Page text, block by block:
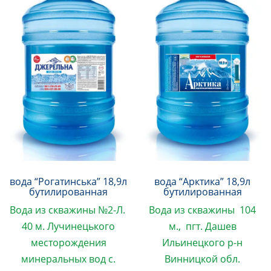
вода “Рогатинська” 18,9л
бутилированная
Вода из скважины №2-Л.
40 м. Лучинецького
месторождения
минеральных вод с.
вода “Арктика” 18,9л
бутилированная
Вода из скважины 104
м., пгт. Дашев
Ильинецкого р-н
Винницкой обл.